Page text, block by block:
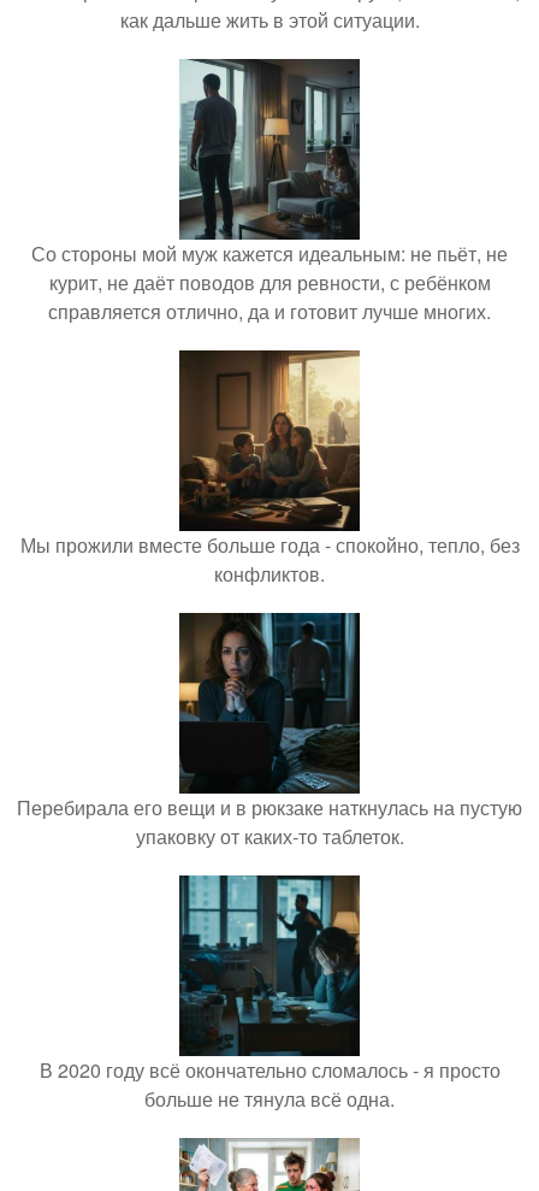
как дальше жить в этой ситуации.
Со стороны мой муж кажется идеальным: не пьёт, не
курит, не даёт поводов для ревности, с ребёнком
справляется отлично, да и готовит лучше многих.
Мы прожили вместе больше года - спокойно, тепло, без
конфликтов.
Перебирала его вещи и в рюкзаке наткнулась на пустую
упаковку от каких-то таблеток.
В 2020 году всё окончательно сломалось - я просто
больше не тянула всё одна.